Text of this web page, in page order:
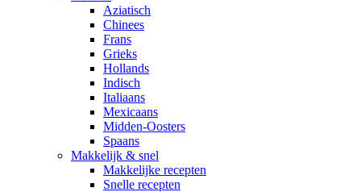
Aziatisch
Chinees
Frans
Grieks
Hollands
Indisch
Italiaans
Mexicaans
Midden-Oosters
Spaans
Makkelijk & snel
Makkelijke recepten
Snelle recepten